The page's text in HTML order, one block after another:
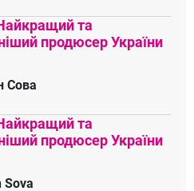
та
продюсер України
Сова
та
продюсер України
Sova